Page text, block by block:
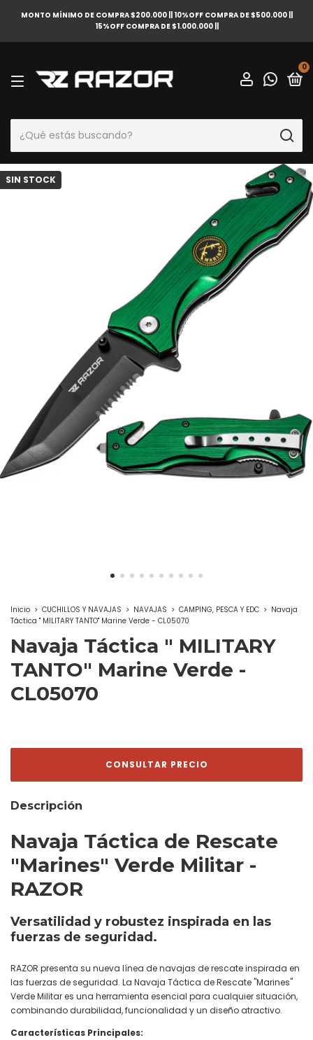
MONTO MÍNIMO DE COMPRA $200.000 || 10%OFF COMPRA DE $500.000 ||
15%OFF COMPRA DE $1.000.000 ||
0
SIN STOCK
Inicio > CUCHILLOS Y NAVAJAS > NAVAJAS > CAMPING, PESCA Y EDC > Navaja
Táctica " MILITARY TANTO" Marine Verde - CL05070
Navaja Táctica " MILITARY
TANTO" Marine Verde -
CL05070
Descripción
Navaja Táctica de Rescate
"Marines" Verde Militar -
RAZOR
Versatilidad y robustez inspirada en las
fuerzas de seguridad.
RAZOR presenta su nueva línea de navajas de rescate inspirada en
las fuerzas de seguridad. La Navaja Táctica de Rescate "Marines"
Verde Militar es una herramienta esencial para cualquier situación,
combinando durabilidad, funcionalidad y un diseño atractivo.
Características Principales: